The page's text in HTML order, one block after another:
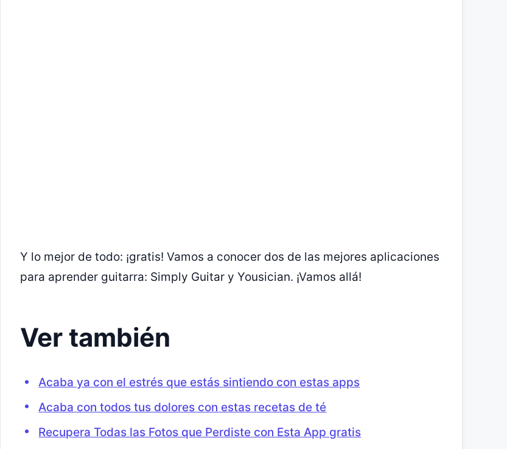
Y lo mejor de todo: ¡gratis! Vamos a conocer dos de las mejores aplicaciones
para aprender guitarra: Simply Guitar y Yousician. ¡Vamos allá!
Ver también
Acaba ya con el estrés que estás sintiendo con estas apps
Acaba con todos tus dolores con estas recetas de té
Recupera Todas las Fotos que Perdiste con Esta App gratis